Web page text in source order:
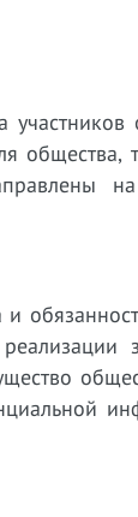
и